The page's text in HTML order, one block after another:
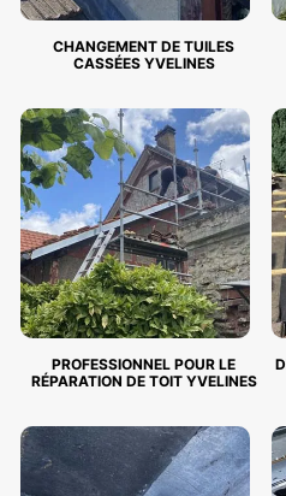
CHANGEMENT DE TUILES
CASSÉES YVELINES
PROFESSIONNEL POUR LE
RÉPARATION DE TOIT YVELINES